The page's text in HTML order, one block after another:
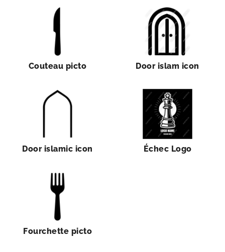
Couteau picto Door islam icon
Door islamic icon Échec Logo
Fourchette picto